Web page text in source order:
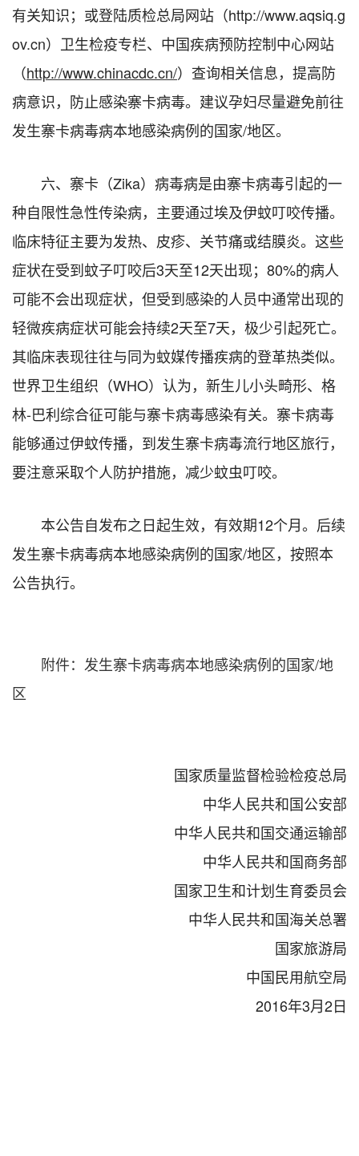
有关知识；或登陆质检总局网站（http://www.aqsiq.g
ov.cn）卫生检疫专栏、中国疾病预防控制中心网站
（http://www.chinacdc.cn/）查询相关信息，提高防
病意识，防止感染寨卡病毒。建议孕妇尽量避免前往
发生寨卡病毒病本地感染病例的国家/地区。
六、寨卡（Zika）病毒病是由寨卡病毒引起的一
种自限性急性传染病，主要通过埃及伊蚊叮咬传播。
临床特征主要为发热、皮疹、关节痛或结膜炎。这些
症状在受到蚊子叮咬后3天至12天出现；80%的病人
可能不会出现症状，但受到感染的人员中通常出现的
轻微疾病症状可能会持续2天至7天，极少引起死亡。
其临床表现往往与同为蚊媒传播疾病的登革热类似。
世界卫生组织（WHO）认为，新生儿小头畸形、格
林-巴利综合征可能与寨卡病毒感染有关。寨卡病毒
能够通过伊蚊传播，到发生寨卡病毒流行地区旅行，
要注意采取个人防护措施，减少蚊虫叮咬。
本公告自发布之日起生效，有效期12个月。后续
发生寨卡病毒病本地感染病例的国家/地区，按照本
公告执行。
附件：发生寨卡病毒病本地感染病例的国家/地
区
国家质量监督检验检疫总局
中华人民共和国公安部
中华人民共和国交通运输部
中华人民共和国商务部
国家卫生和计划生育委员会
中华人民共和国海关总署
国家旅游局
中国民用航空局
2016年3月2日